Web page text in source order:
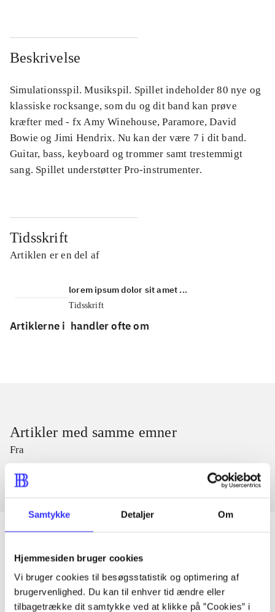
Samtykke Detaljer Om
Hjemmesiden bruger cookies
Vi bruger cookies til besøgsstatistik og optimering af
brugervenlighed. Du kan til enhver tid ændre eller
tilbagetrække dit samtykke ved at klikke på ”Cookies” i
Beskrivelse
Simulationsspil. Musikspil. Spillet indeholder 80 nye og
klassiske rocksange, som du og dit band kan prøve
kræfter med - fx Amy Winehouse, Paramore, David
Bowie og Jimi Hendrix. Nu kan der være 7 i dit band.
Guitar, bass, keyboard og trommer samt trestemmigt
sang. Spillet understøtter Pro-instrumenter.
Tidsskrift
Artiklen er en del af
lorem ipsum dolor sit amet ...
Tidsskrift
Artiklerne i handler ofte om
Artikler med samme emner
Fra
Artikler
Alle registrerede artikler fordelt på udgivelser